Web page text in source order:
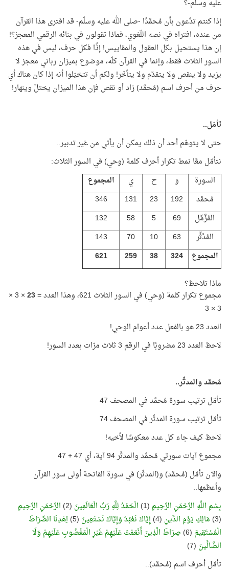
عليه وسلّم-؟
إذا كنتم تدَّعون بأن مُحمَّدًا -صلى الله عليه وسلّم- قد افترى هذا القرآن
من عنده، افتراه في نصه اللّغوي، فماذا تقولون في بنائه الرقمي المعجز؟!
إن هذا يستحيل بكل العقول والمقاييس! إذًا فكل حرف، ليس في هذه
السور الثلاث فقط، وإنما في القرآن كلّه، موضوع بميزان رباني معجز لا
يزيد ولا ينقص ولا يتقدّم ولا يتأخّر! ولكم أن تتخيّلوا أنه إذا كان هناك أي
حرف من أحرف اسم (مُحمَّد) زاد أو نقص فإن هذا الميزان يختلّ وينهار!
تأمّل..
حتى لا يتوهّم أحد أن ذلك يمكن أن يأتي من غير تدبير..
نتأمّل معًا نمط تكرار أحرف كلمة (وحي) في السور الثلاث:
السورة
و ح ي
المجموع
مُحمَّد
192
23
131
346
المُزَّمِّل
69
5
58
132
المُدَّثِّر
63
10
70
143
المجموع
324
38
259
621
ماذا تلاحظ؟
مجموع تكرار كلمة (وحي) في السور الثلاث 621، وهذا العدد =
23
× 3 ×
3 × 3
العدد 23 هو بالفعل عدد أعوام الوحي!
لاحظ العدد 23 مضروبًا في الرقم 3 ثلاث مرّات بعدد السور!
مُحمَّد والمدثّر..
تأمّل ترتيب سورة مُحمَّد في المصحف 47
تأمّل ترتيب سورة المدثّر في المصحف 74
لاحظ كيف جاء كل عدد معكوسًا لأخيه!
مجموع آيات سورتي مُحمَّد والمدثّر 94 آية، أي 47 + 47
والآن تأمّل (مُحمَّد) و(المدثّر) في سورة الفاتحة أولى سور القرآن
وأعظمها..
بِسْمِ اللَّهِ الرَّحْمَنِ الرَّحِيمِ (1) الْحَمْدُ لِلَّهِ رَبِّ الْعَالَمِينَ (2)
الرَّحْمَنِ الرَّحِيمِ
(3)
مَالِكِ يَوْمِ الدِّينِ (4) إِيَّاكَ نَعْبُدُ وَإِيَّاكَ نَسْتَعِينُ (5)
اِهْدِنَا الصِّرَاطَ
الْمُسْتَقِيمَ (6)
صِرَاطَ الَّذِينَ أَنْعَمْتَ عَلَيْهِمْ غَيْرِ الْمَغْضُوبِ عَلَيْهِمْ وَلَا
الضَّالِّينَ (7)
تأمّل أحرف اسم (مُحمَّد)..